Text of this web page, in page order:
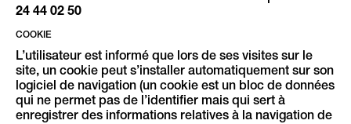
24 44 02 50
COOKIE
L’utilisateur est informé que lors de ses visites sur le
site, un cookie peut s’installer automatiquement sur son
logiciel de navigation (un cookie est un bloc de données
qui ne permet pas de l’identifier mais qui sert à
enregistrer des informations relatives à la navigation de